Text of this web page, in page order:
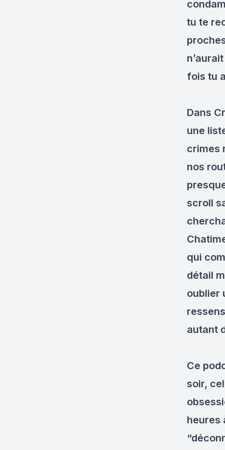
tu te
fois tu
Dans
une
crimes
nos
scroll
qui
détail
oublier
autant
Ce
soir,
heures